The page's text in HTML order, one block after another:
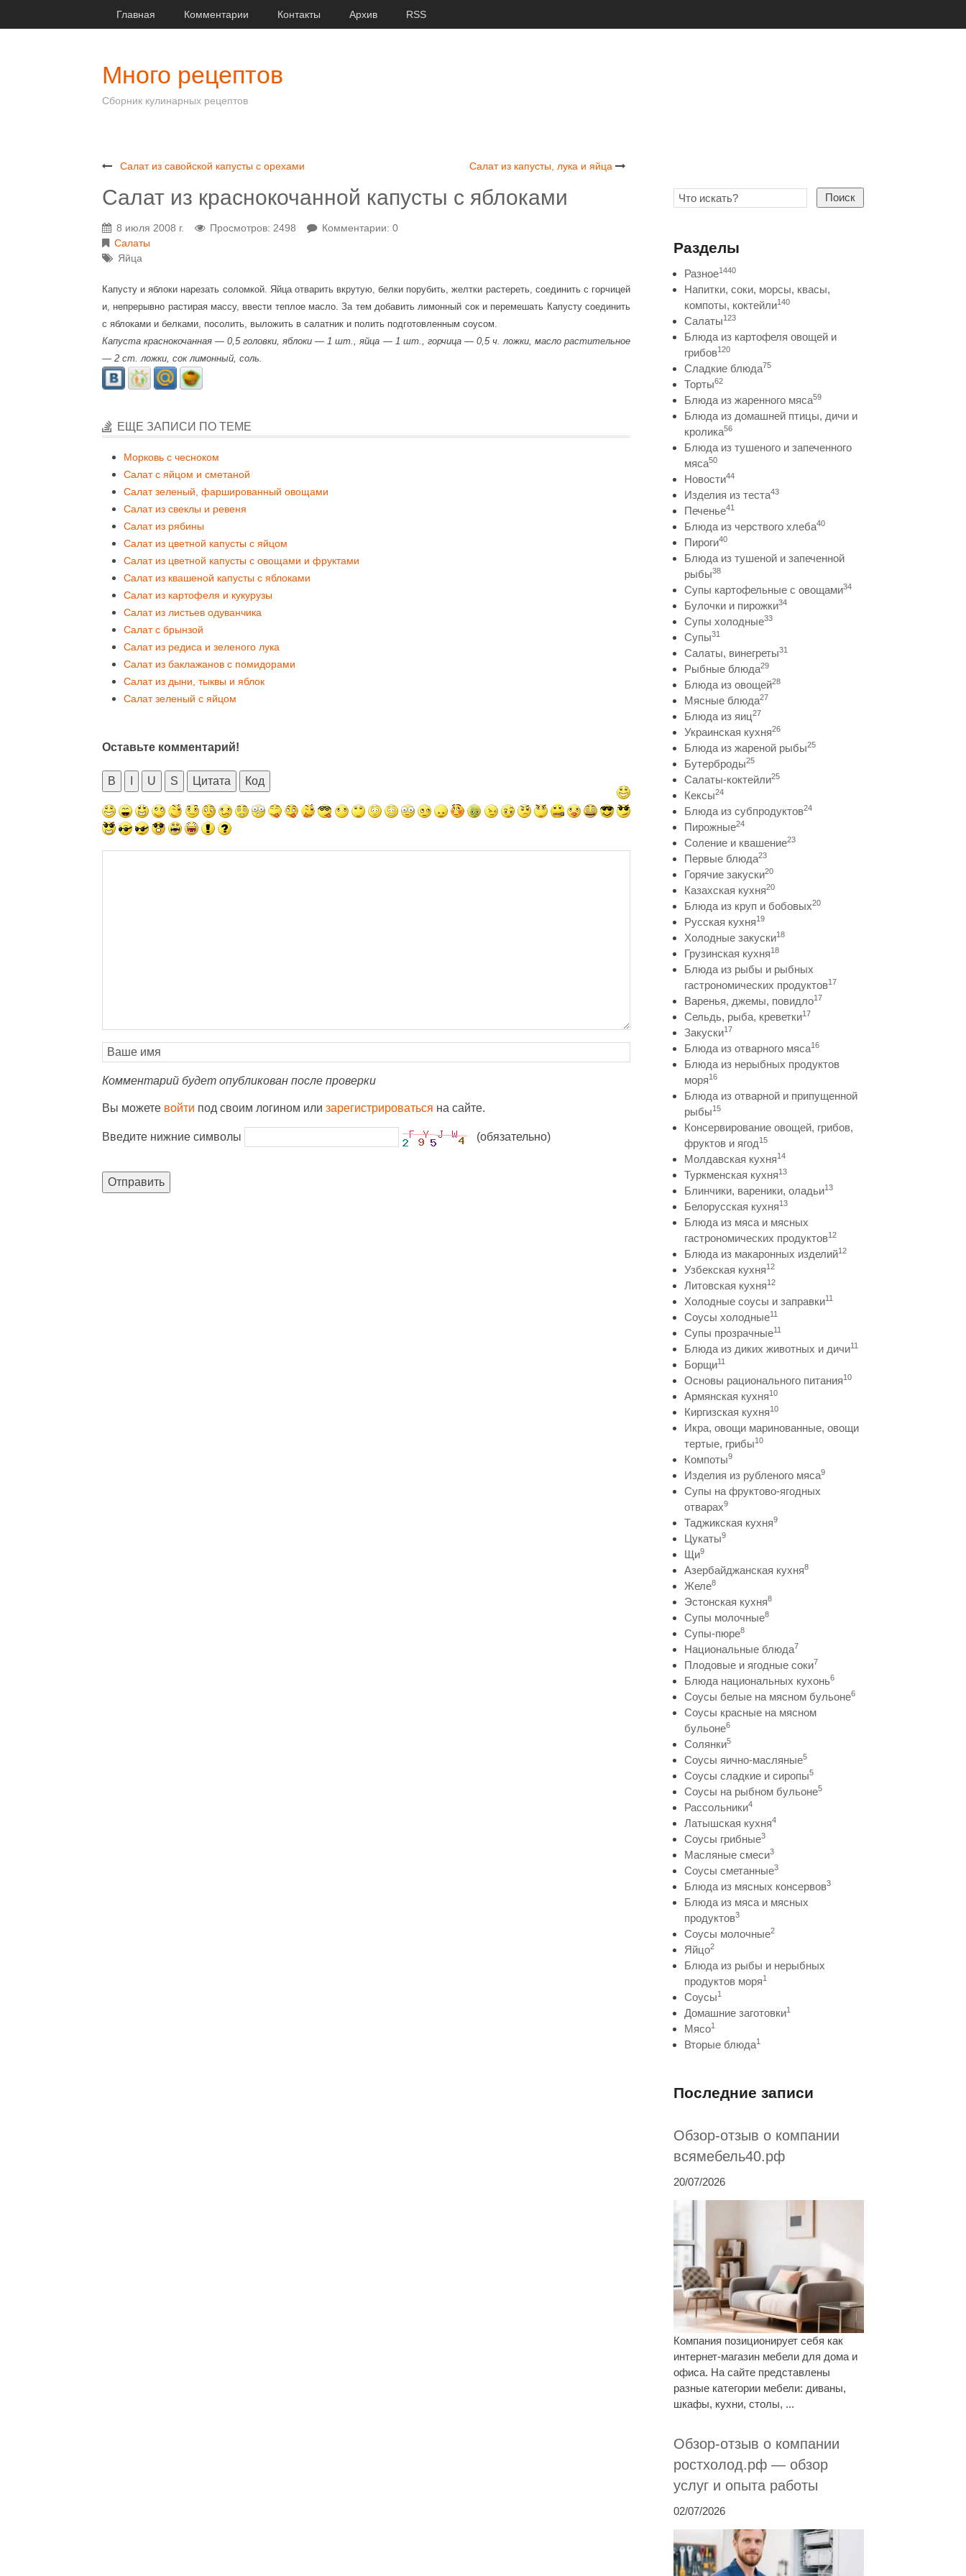
Главная Комментарии Контакты Архив RSS
Много рецептов
Сборник кулинарных рецептов
Салат из савойской капусты с орехами Салат из капусты, лука и яйца
Салат из краснокочанной капусты с яблоками
8 июля 2008 г. Просмотров: 2498
Комментарии: 0
Салаты
Яйца
Капусту и яблоки нарезать соломкой. Яйца отварить вкрутую, белки порубить, желтки растереть, соединить с горчицей
и, непрерывно растирая массу, ввести теплое масло. За тем добавить лимонный сок и перемешать Капусту соединить
с яблоками и белками, посолить, выложить в салатник и полить подготовленным соусом.
Капуста краснокочанная — 0,5 головки, яблоки — 1 шт., яйца — 1 шт., горчица — 0,5 ч. ложки, масло растительное
— 2 ст. ложки, сок лимонный, соль.
ЕЩЕ ЗАПИСИ ПО ТЕМЕ
Морковь с чесноком
Салат с яйцом и сметаной
Салат зеленый, фаршированный овощами
Салат из свеклы и ревеня
Салат из рябины
Салат из цветной капусты с яйцом
Салат из цветной капусты с овощами и фруктами
Салат из квашеной капусты с яблоками
Салат из картофеля и кукурузы
Салат из листьев одуванчика
Салат с брынзой
Салат из редиса и зеленого лука
Салат из баклажанов с помидорами
Салат из дыни, тыквы и яблок
Салат зеленый с яйцом
Оставьте комментарий!
B U S Цитата Код
Комментарий будет опубликован после проверки
Вы можете войти под своим логином или зарегистрироваться на сайте.
Введите нижние символы (обязательно)
Отправить
Поиск
Разделы
Разное1440
Напитки, соки, морсы, квасы,
компоты, коктейли140
Салаты123
Блюда из картофеля овощей и
грибов120
Сладкие блюда75
Торты62
Блюда из жаренного мяса59
Блюда из домашней птицы, дичи и
кролика56
Блюда из тушеного и запеченного
мяса50
Новости44
Изделия из теста43
Печенье41
Блюда из черствого хлеба40
Пироги40
Блюда из тушеной и запеченной
рыбы38
Супы картофельные с овощами34
Булочки и пирожки34
Супы холодные33
Супы31
Салаты, винегреты31
Рыбные блюда29
Блюда из овощей28
Мясные блюда27
Блюда из яиц27
Украинская кухня26
Блюда из жареной рыбы25
Бутерброды25
Салаты-коктейли25
Кексы24
Блюда из субпродуктов24
Пирожные24
Соление и квашение23
Первые блюда23
Горячие закуски20
Казахская кухня20
Блюда из круп и бобовых20
Русская кухня19
Холодные закуски18
Грузинская кухня18
Блюда из рыбы и рыбных
гастрономических продуктов17
Варенья, джемы, повидло17
Сельдь, рыба, креветки17
Закуски17
Блюда из отварного мяса16
Блюда из нерыбных продуктов
моря16
Блюда из отварной и припущенной
рыбы15
Консервирование овощей, грибов,
фруктов и ягод15
Молдавская кухня14
Туркменская кухня13
Блинчики, вареники, оладьи13
Белорусская кухня13
Блюда из мяса и мясных
гастрономических продуктов12
Блюда из макаронных изделий12
Узбекская кухня12
Литовская кухня12
Холодные соусы и заправки11
Соусы холодные11
Супы прозрачные11
Блюда из диких животных и дичи11
Борщи11
Основы рационального питания10
Армянская кухня10
Киргизская кухня10
Икра, овощи маринованные, овощи
тертые, грибы10
Компоты9
Изделия из рубленого мяса9
Супы на фруктово-ягодных
отварах9
Таджикская кухня9
Цукаты9
Щи9
Азербайджанская кухня8
Желе8
Эстонская кухня8
Супы молочные8
Супы-пюре8
Национальные блюда7
Плодовые и ягодные соки7
Блюда национальных кухонь6
Соусы белые на мясном бульоне6
Соусы красные на мясном
бульоне6
Солянки5
Соусы яично-масляные5
Соусы сладкие и сиропы5
Соусы на рыбном бульоне5
Рассольники4
Латышская кухня4
Соусы грибные3
Масляные смеси3
Соусы сметанные3
Блюда из мясных консервов3
Блюда из мяса и мясных
продуктов3
Соусы молочные2
Яйцо2
Блюда из рыбы и нерыбных
продуктов моря1
Соусы1
Домашние заготовки1
Мясо1
Вторые блюда1
Последние записи
Обзор-отзыв о компании
всямебель40.рф
20/07/2026
Компания позиционирует себя как
интернет-магазин мебели для дома и
офиса. На сайте представлены
разные категории мебели: диваны,
шкафы, кухни, столы, ...
Обзор-отзыв о компании
ростхолод.рф — обзор
услуг и опыта работы
02/07/2026